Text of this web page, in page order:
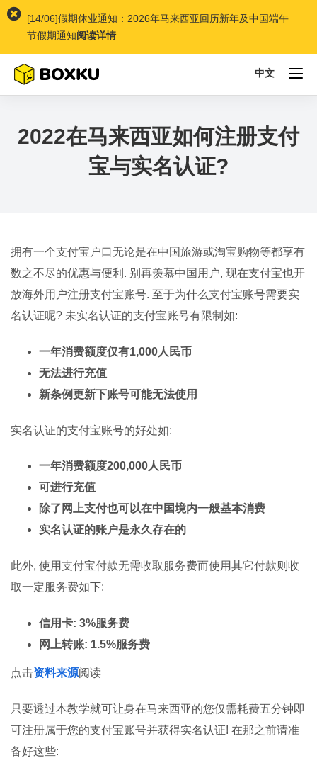
[14/06]假期休业通知：2026年马来西亚回历新年及中国端午
节假期通知阅读详情
中文
2022在马来西亚如何注册支付
宝与实名认证?
拥有一个支付宝户口无论是在中国旅游或淘宝购物等都享有
数之不尽的优惠与便利. 别再羡慕中国用户, 现在支付宝也开
放海外用户注册支付宝账号. 至于为什么支付宝账号需要实
名认证呢? 未实名认证的支付宝账号有限制如:
一年消费额度仅有1,000人民币
无法进行充值
新条例更新下账号可能无法使用
实名认证的支付宝账号的好处如:
一年消费额度200,000人民币
可进行充值
除了网上支付也可以在中国境内一般基本消费
实名认证的账户是永久存在的
此外, 使用支付宝付款无需收取服务费而使用其它付款则收
取一定服务费如下:
信用卡: 3%服务费
网上转账: 1.5%服务费
点击资料来源阅读
只要透过本教学就可让身在马来西亚的您仅需耗费五分钟即
可注册属于您的支付宝账号并获得实名认证! 在那之前请准
备好这些: